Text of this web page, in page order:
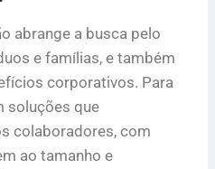
abrange a busca pelo
e famílias, e também
corporativos. Para
soluções que
colaboradores, com
ao tamanho e